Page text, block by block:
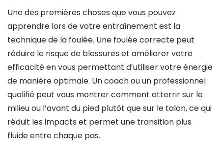
Une des premières choses que vous pouvez
apprendre lors de votre entraînement est la
technique de la foulée. Une foulée correcte peut
réduire le risque de blessures et améliorer votre
efficacité en vous permettant d’utiliser votre énergie
de manière optimale. Un coach ou un professionnel
qualifié peut vous montrer comment atterrir sur le
milieu ou l’avant du pied plutôt que sur le talon, ce qui
réduit les impacts et permet une transition plus
fluide entre chaque pas.